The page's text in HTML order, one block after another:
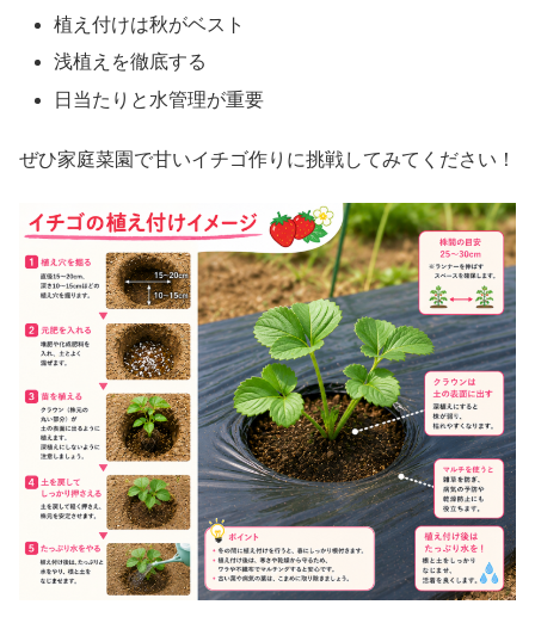
植え付けは秋がベスト
浅植えを徹底する
日当たりと水管理が重要
ぜひ家庭菜園で甘いイチゴ作りに挑戦してみてください！